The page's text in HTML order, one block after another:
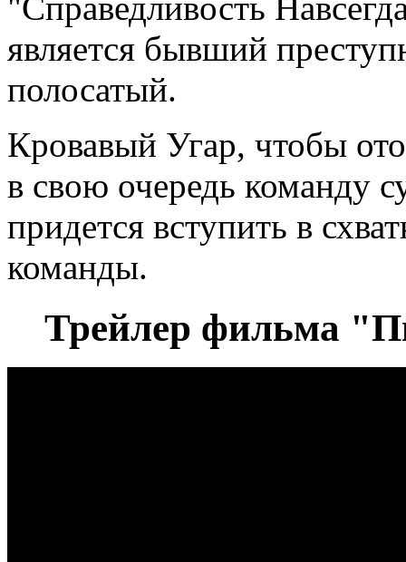
является бывший
полосатый.
Кровавый Угар, чтобы
в свою очередь команду
придется вступить в
команды.
Трейлер фильма